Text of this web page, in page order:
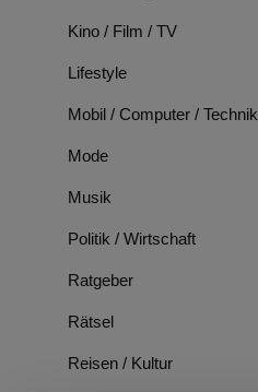
Kino / Film / TV
Lifestyle
Mobil / Computer / Technik
Mode
Musik
Politik / Wirtschaft
Ratgeber
Rätsel
Reisen / Kultur